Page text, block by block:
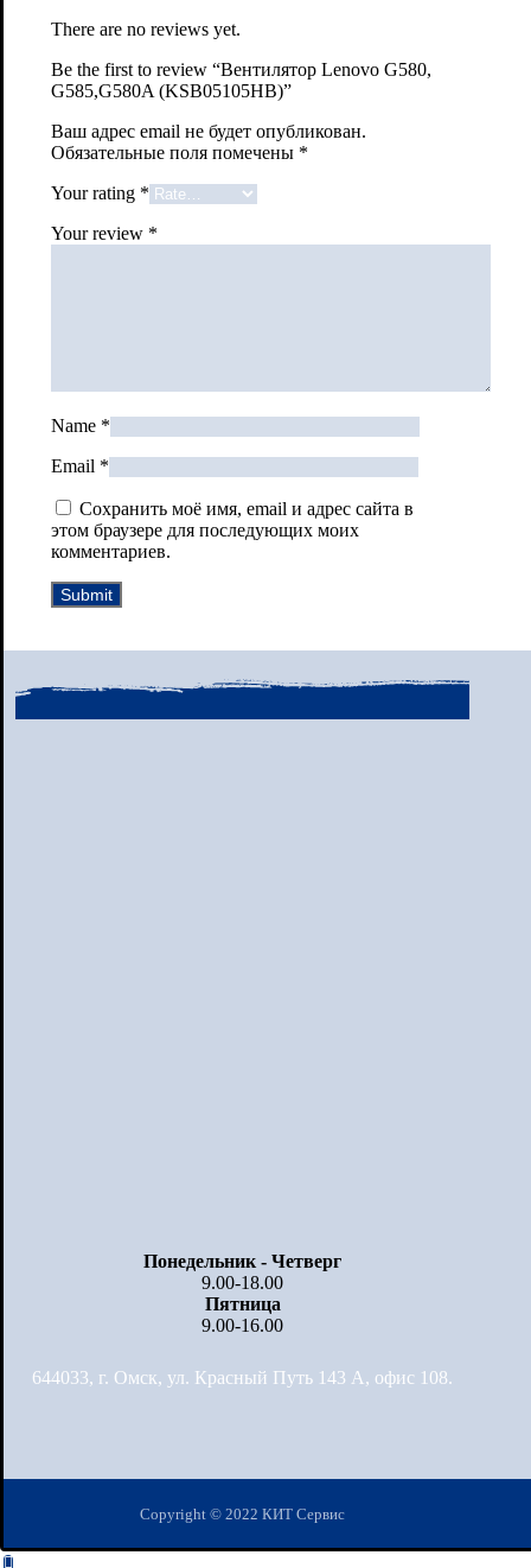
There are no reviews yet.
Be the first to review “Вентилятор Lenovo G580,
G585,G580A (KSB05105HB)”
Ваш адрес email не будет опубликован.
Обязательные поля помечены *
Your rating *
Your review *
Name *
Email *
Сохранить моё имя, email и адрес сайта в
этом браузере для последующих моих
комментариев.
Понедельник - Четверг
9.00-18.00
Пятница
9.00-16.00
644033, г. Омск, ул. Красный Путь 143 А, офис 108.
Copyright © 2022 КИТ Сервис